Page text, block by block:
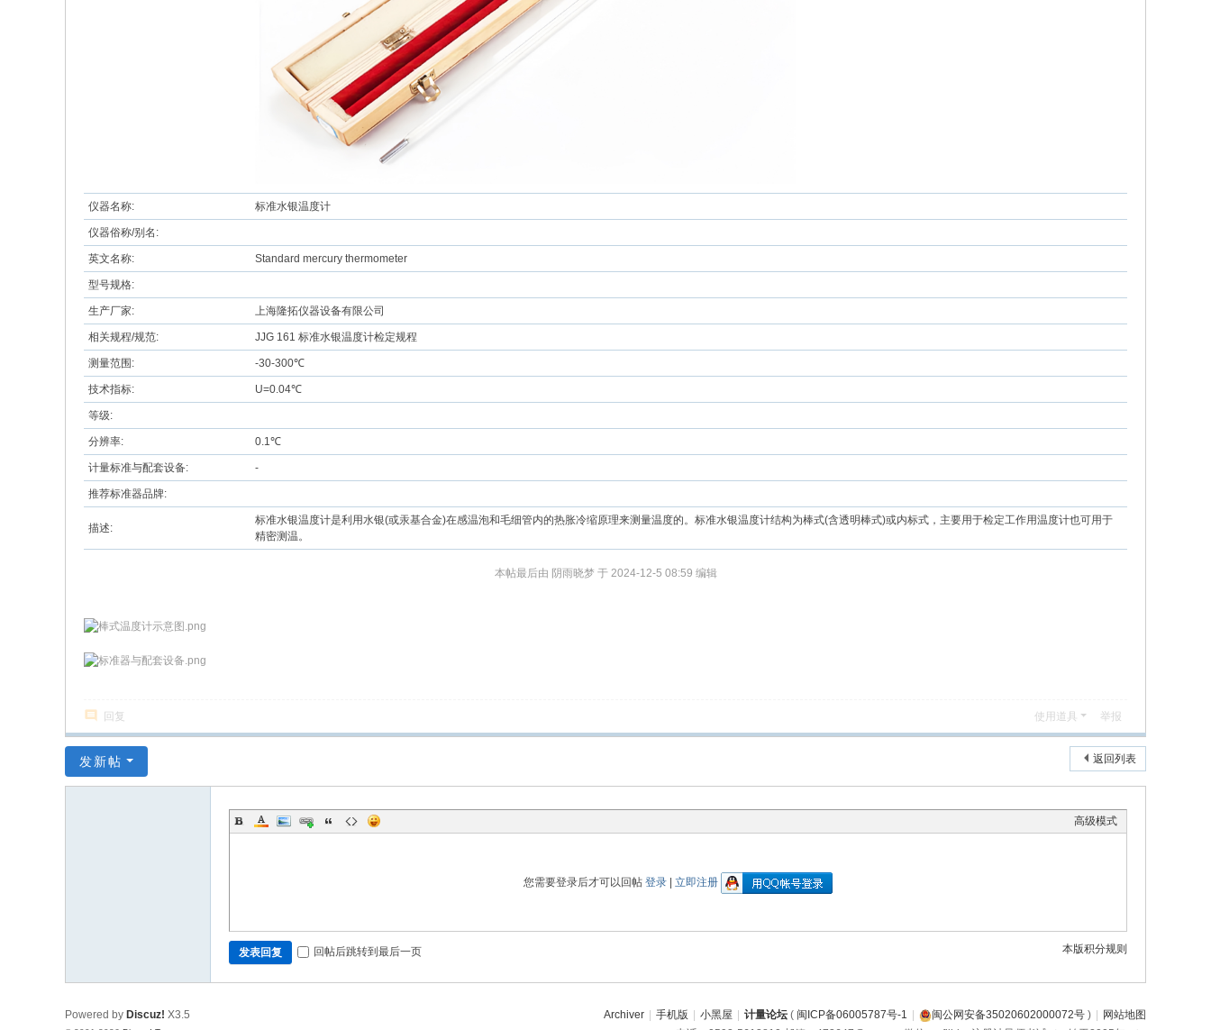
仪器名称: 标准水银温度计
仪器俗称/别名:
英文名称: Standard mercury thermometer
型号规格:
生产厂家: 上海隆拓仪器设备有限公司
相关规程/规范: JJG 161 标准水银温度计检定规程
测量范围: -30-300℃
技术指标: U=0.04℃
等级:
分辨率: 0.1℃
计量标准与配套设备: -
推荐标准器品牌:
描述:
标准水银温度计是利用水银(或汞基合金)在感温泡和毛细管内的热胀冷缩原理来测量温度的。标准水银温度计结构为棒式(含透明棒式)或内标式，主要用于检定工作用温度计也可用于
精密测温。
本帖最后由 阴雨晓梦 于 2024-12-5 08:59 编辑
回复 使用道具 举报
返回列表
发新帖
高级模式
您需要登录后才可以回帖 登录 立即注册
本版积分规则
发表回复 回帖后跳转到最后一页
Archiver 手机版 小黑屋 计量论坛 ( 闽ICP备06005787号-1 闽公网安备35020602000072号 )
网站地图
Powered by Discuz! X3.5